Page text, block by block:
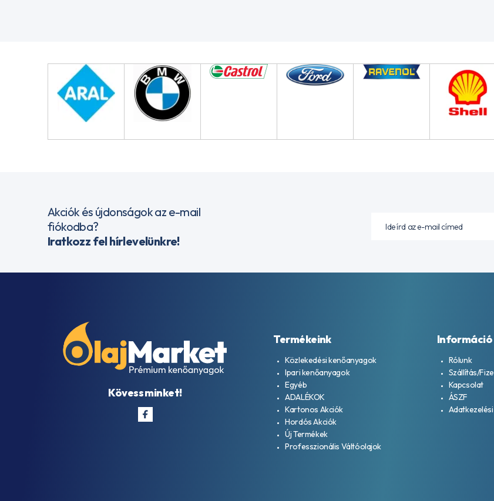
Akciók és újdonságok az e-mail
fiókodba?
Iratkozz fel hírlevelünkre!
Kövess minket!
Termékeink
Közlekedési kenőanyagok
Ipari kenőanyagok
Egyéb
ADALÉKOK
Kartonos Akciók
Hordós Akciók
Új Termékek
Professzionális Váltóolajok
Információ
Rólunk
Szállítás/
Kapcsolat
ÁSZF